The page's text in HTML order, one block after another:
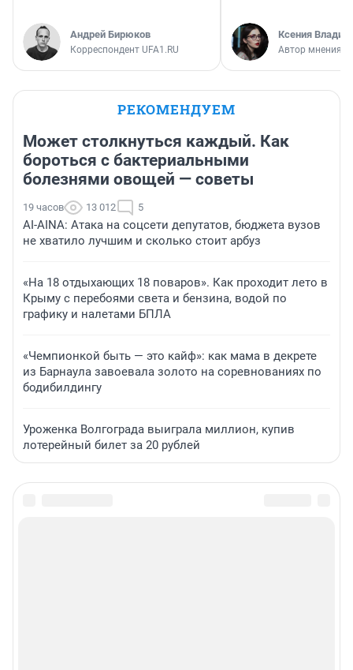
Андрей Бирюков
Корреспондент UFA1.RU
Ксения
Автор мнения
РЕКОМЕНДУЕМ
Может столкнуться каждый. Как
бороться с бактериальными
болезнями овощей — советы
19 часов 13 012 5
AI-AINA: Атака на соцсети депутатов, бюджета вузов
не хватило лучшим и сколько стоит арбуз
«На 18 отдыхающих 18 поваров». Как проходит лето в
Крыму с перебоями света и бензина, водой по
графику и налетами БПЛА
«Чемпионкой быть — это кайф»: как мама в декрете
из Барнаула завоевала золото на соревнованиях по
бодибилдингу
Уроженка Волгограда выиграла миллион, купив
лотерейный билет за 20 рублей